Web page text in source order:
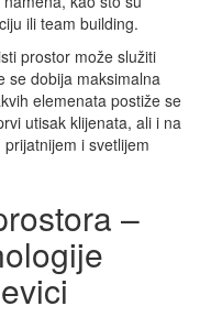
ili team building.
prostor može služiti
se dobija maksimalna
elemenata postiže se
utisak klijenata, ali i na
i svetlijem
–